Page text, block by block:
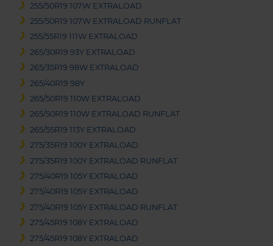
255/50R19 107W EXTRALOAD
255/50R19 107W EXTRALOAD RUNFLAT
255/55R19 111W EXTRALOAD
265/30R19 93Y EXTRALOAD
265/35R19 98W EXTRALOAD
265/40R19 98Y
265/50R19 110W EXTRALOAD
265/50R19 110W EXTRALOAD RUNFLAT
265/55R19 113Y EXTRALOAD
275/35R19 100Y EXTRALOAD
275/35R19 100Y EXTRALOAD RUNFLAT
275/40R19 105Y EXTRALOAD
275/40R19 105Y EXTRALOAD
275/40R19 105Y EXTRALOAD RUNFLAT
275/45R19 108Y EXTRALOAD
275/45R19 108Y EXTRALOAD